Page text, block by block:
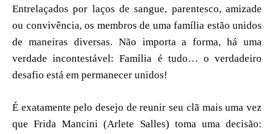
Entrelaçados por laços de sangue, parentesco, amizade
ou convivência, os membros de uma família estão unidos
de maneiras diversas. Não importa a forma, há uma
verdade incontestável: Família é tudo… o verdadeiro
desafio está em permanecer unidos!
É exatamente pelo desejo de reunir seu clã mais uma vez
que Frida Mancini (Arlete Salles) toma uma decisão: